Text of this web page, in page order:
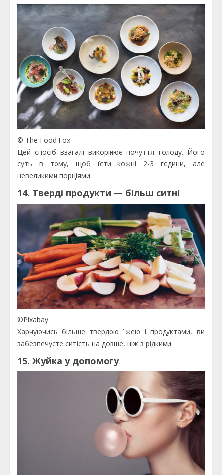
© The Food Fox
Цей спосіб взагалі викорінює почуття голоду. Його
суть в тому, щоб їсти кожні 2-3 години, але
невеликими порціями.
14. Тверді продукти — більш ситні
©Pixabay
Харчуючись більше твердою їжею і продуктами, ви
забезпечуєте ситість на довше, ніж з рідкими.
15. Жуйка у допомогу